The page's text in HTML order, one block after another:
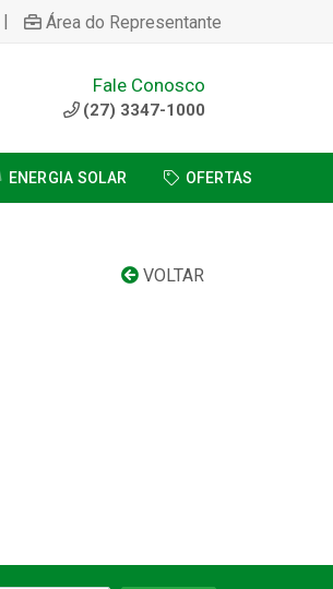
| Área do Representante
Fale Conosco
(27) 3347-1000
ENERGIA SOLAR OFERTAS
VOLTAR